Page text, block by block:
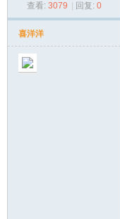
查看: 3079 回复: 0
喜洋洋